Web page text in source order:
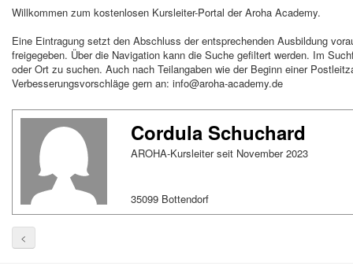
Willkommen zum kostenlosen Kursleiter-Portal der Aroha Academy.
Eine Eintragung setzt den Abschluss der entsprechenden Ausbildung
freigegeben. Über die Navigation kann die Suche gefiltert werden. Im
oder Ort zu suchen. Auch nach Teilangaben wie der Beginn einer
Verbesserungsvorschläge gern an: info@aroha-academy.de
Cordula Schuchard
AROHA-Kursleiter seit November 2023
35099 Bottendorf
<